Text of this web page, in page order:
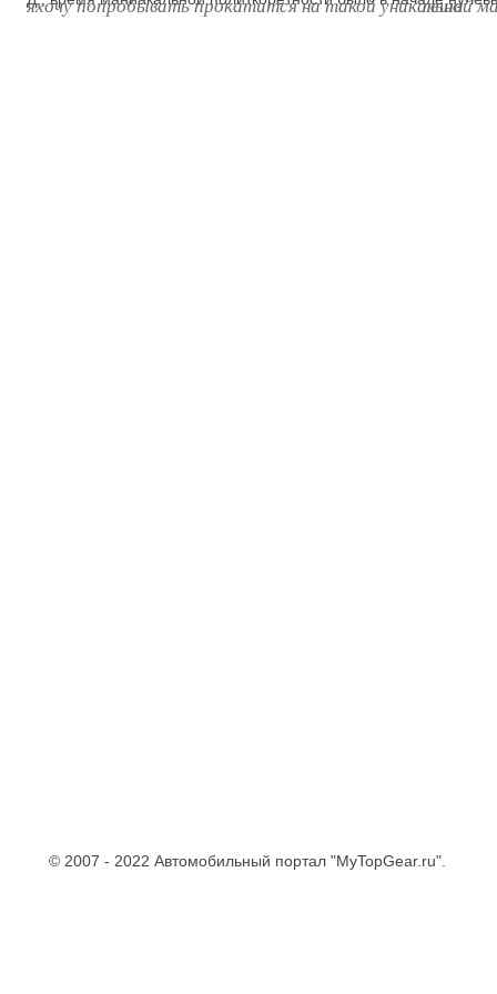
леша
яхочу попробывать прокатится на такой уникальной
© 2007 - 2022 Автомобильный портал "MyTopGear.ru".